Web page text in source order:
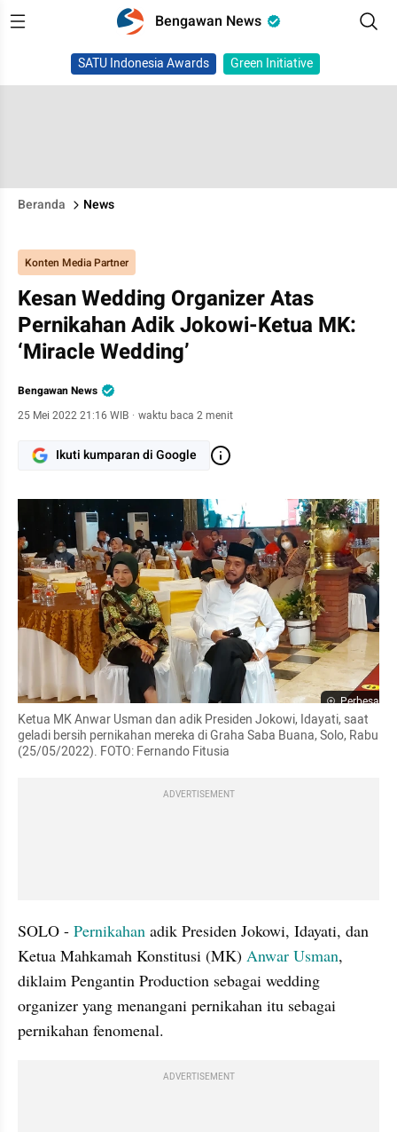
Bengawan News
SATU Indonesia Awards Green Initiative
Beranda News
Konten Media Partner
Kesan Wedding Organizer Atas
Pernikahan Adik Jokowi-Ketua MK:
‘Miracle Wedding’
Bengawan News
25 Mei 2022 21:16 WIB · waktu baca 2 menit
Ikuti kumparan di Google
Perbesar
Ketua MK Anwar Usman dan adik Presiden Jokowi, Idayati, saat
geladi bersih pernikahan mereka di Graha Saba Buana, Solo, Rabu
(25/05/2022). FOTO: Fernando Fitusia
ADVERTISEMENT
SOLO - Pernikahan adik Presiden Jokowi, Idayati, dan
Ketua Mahkamah Konstitusi (MK) Anwar Usman,
diklaim Pengantin Production sebagai wedding
organizer yang menangani pernikahan itu sebagai
pernikahan fenomenal.
ADVERTISEMENT